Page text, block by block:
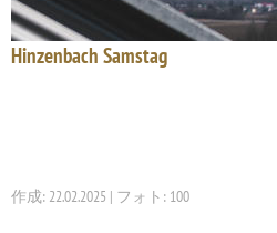
Hinzenbach Samstag
作成: 22.02.2025 | フォト: 100